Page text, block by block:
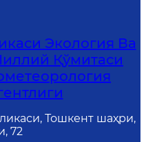
Экология Ва
Қўмитаси
Тошкент шаҳри,
72